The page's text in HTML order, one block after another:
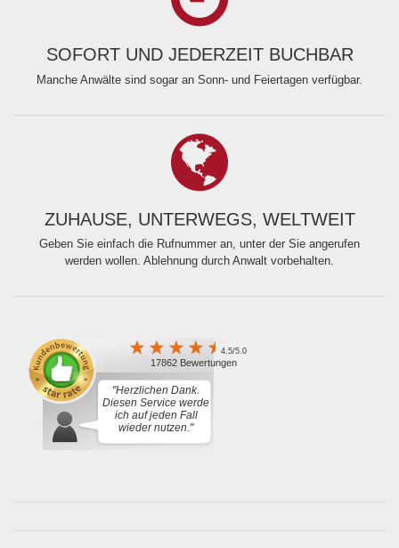
SOFORT UND JEDERZEIT BUCHBAR
Manche Anwälte sind sogar an Sonn- und Feiertagen verfügbar.
ZUHAUSE, UNTERWEGS, WELTWEIT
Geben Sie einfach die Rufnummer an, unter der Sie angerufen
werden wollen. Ablehnung durch Anwalt vorbehalten.
4.5/5.0
17862 Bewertungen
"Herzlichen Dank.
Diesen Service werde
ich auf jeden Fall
wieder nutzen."